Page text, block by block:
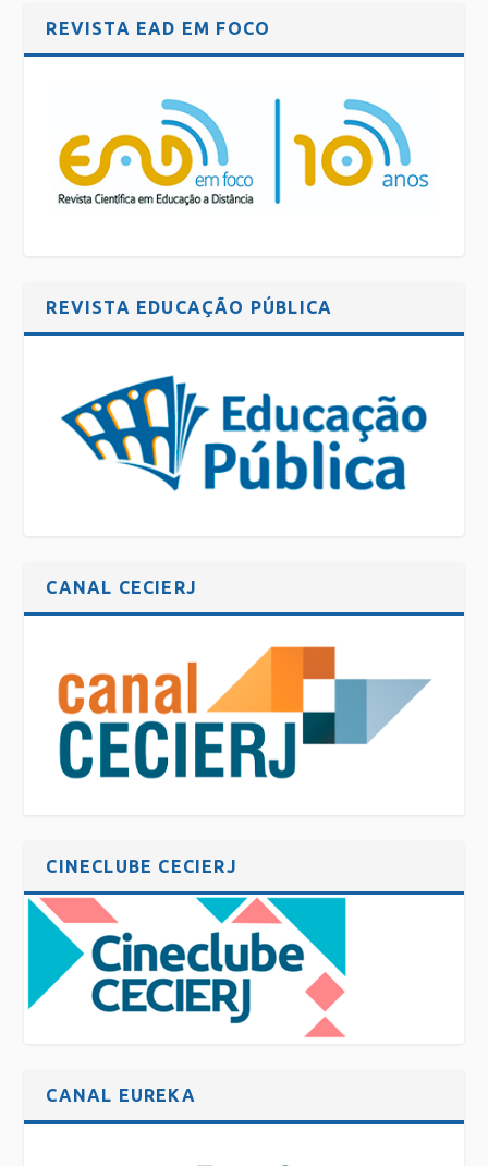
REVISTA EAD EM FOCO
REVISTA EDUCAÇÃO PÚBLICA
CANAL CECIERJ
CINECLUBE CECIERJ
CANAL EUREKA